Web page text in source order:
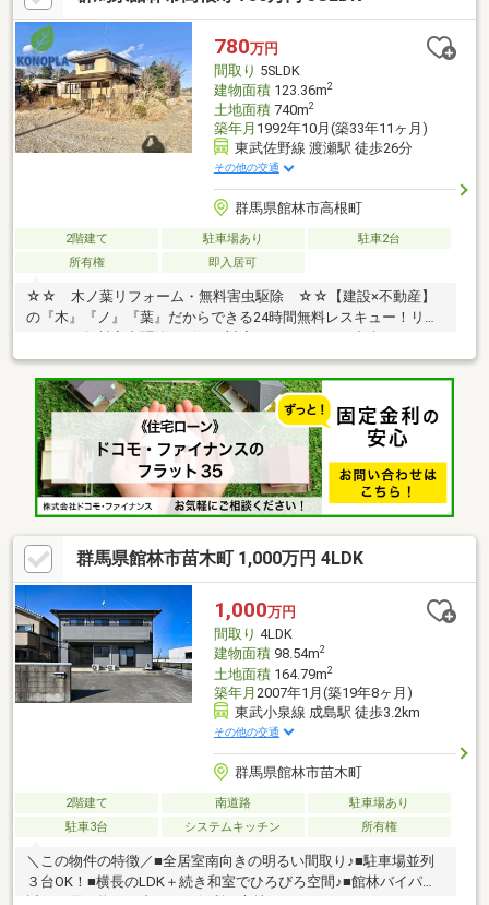
『きつね隊』・『ゴリラ隊』という無料かけつけサービスの仕組
みが、整っています♪／住んでからのお家トラブル、緊急対応も承
っております♪お家のこと、すべて木ノ葉プランニングにお任せく
ださい＾＾
780万円
間取り 5SLDK
建物面積123.36m2
土地面積740m2
築年月 1992年10月(築33年11ヶ月)
東武佐野線 渡瀬駅 徒歩26分
その他の交通
群馬県館林市高根町
2階建て 駐車場あり
駐車2台
所有権
即入居可
☆☆ 木ノ葉リフォーム・無料害虫駆除 ☆☆【建設×不動産】
の『木』『ノ』『葉』だからできる24時間無料レスキュー！リフ
ターサービスがついており、住んでからの安心をずっとお届けし
ます！内覧時に、無料相談・お見積りも物件ごとに作成可能！！
オウチ探しも、リフォームも一緒に相談できます！＼弊社には、
『きつね隊』・『ゴリラ隊』という無料かけつけサービスの仕組
みが、整っています♪／住んでからのお家トラブル、緊急対応も承
っております♪お家のこと、すべて木ノ葉プランニングにお任せく
ださい＾＾
群馬県館林市苗木町 1,000万円 4LDK
1,000万円
間取り 4LDK
建物面積98.54m2
土地面積164.79m2
築年月 2007年1月(築19年8ヶ月)
東武小泉線 成島駅 徒歩3.2km
その他の交通
群馬県館林市苗木町
2階建て 南道路
駐車場あり
駐車3台
システムキッチン 所有権
＼この物件の特徴／■全居室南向きの明るい間取り♪■駐車場並列
３台OK！■横長のLDK＋続き和室でひろびろ空間♪■館林バイパス